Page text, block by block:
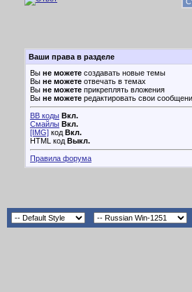
Ваши права в разделе
Вы не можете создавать новые темы
Вы не можете отвечать в темах
Вы не можете прикреплять вложения
Вы не можете редактировать свои
BB коды Вкл.
Смайлы Вкл.
[IMG] код Вкл.
HTML код Выкл.
Правила форума